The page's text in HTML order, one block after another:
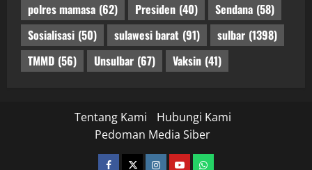
polres mamasa (62) Presiden (40) Sendana (58)
Sosialisasi (50) sulawesi barat (91) sulbar (1398)
TMMD (56) Unsulbar (67) Vaksin (41)
Tentang Kami
Hubungi Kami
Pedoman Media Siber
facebooktwitterinstagram.com
youtubewhatsapp